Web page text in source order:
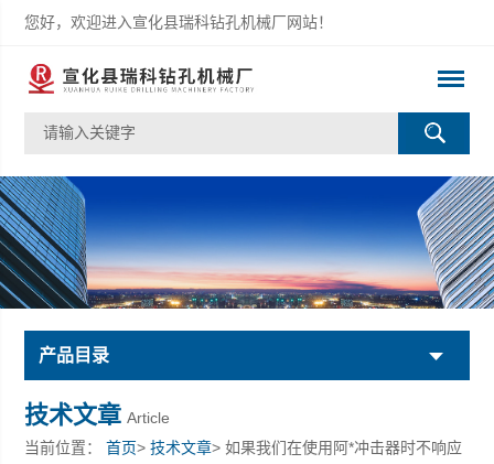
您好，欢迎进入宣化县瑞科钻孔机械厂网站！
产品目录
技术文章 Article
当前位置：首页>技术文章> 如果我们在使用阿*冲击器时不响应